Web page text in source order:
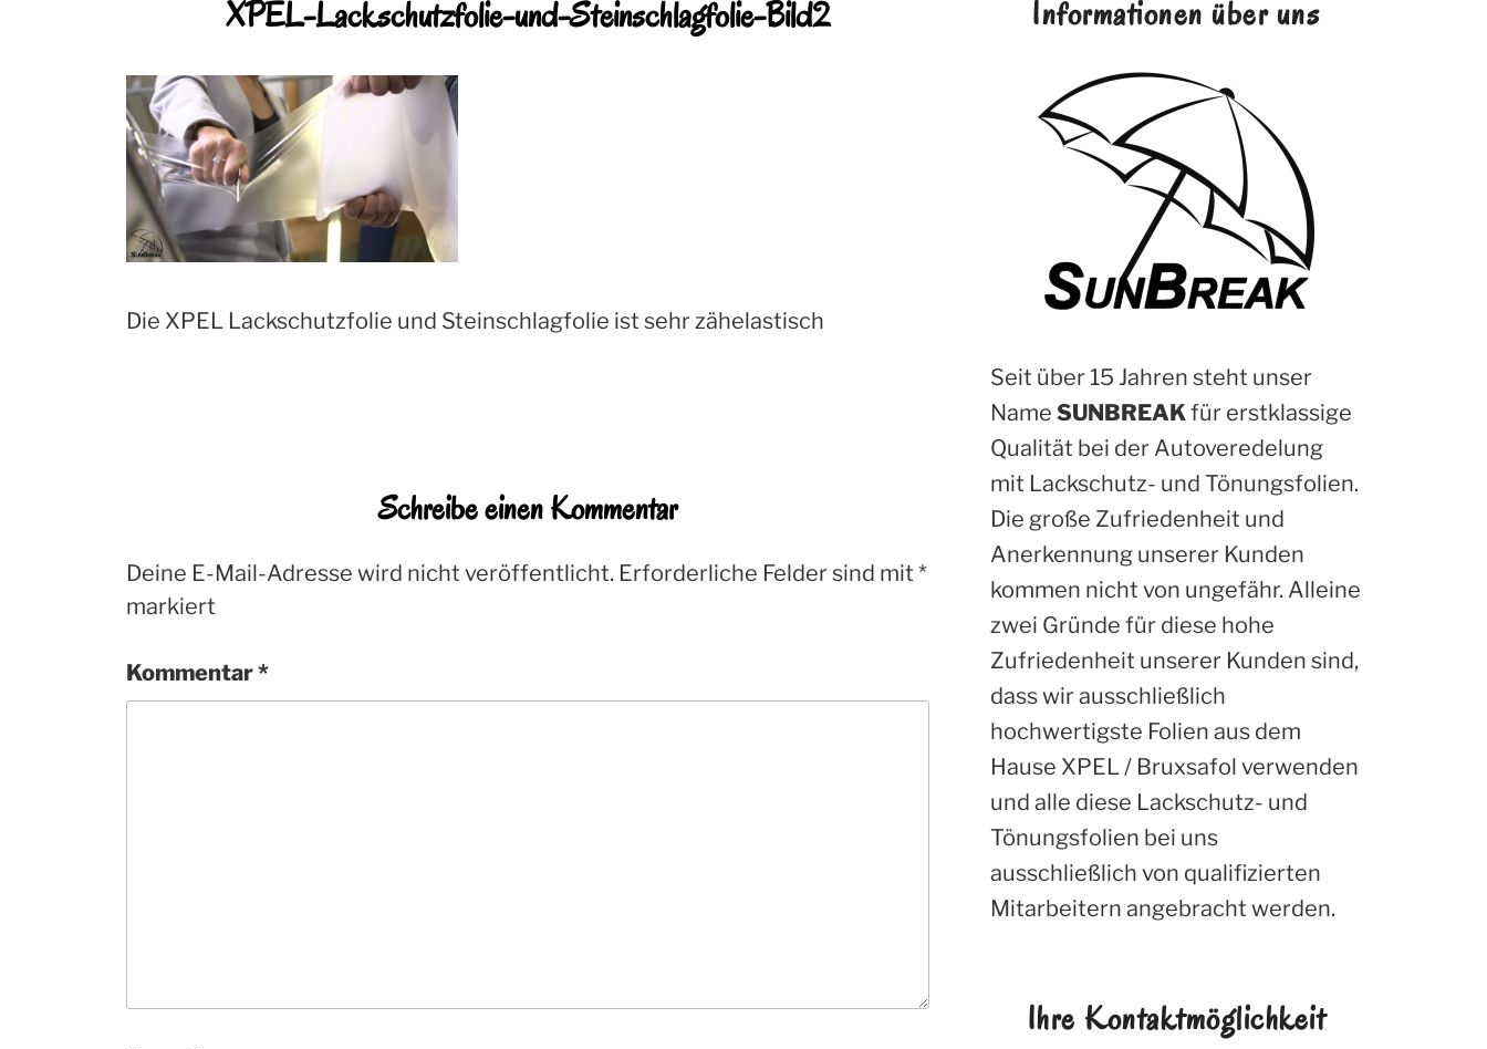
XPEL-Lackschutzfolie-und-Steinschlagfolie-Bild2
Die XPEL Lackschutzfolie und Steinschlagfolie ist sehr zähelastisch
Schreibe einen Kommentar
Deine E-Mail-Adresse wird nicht veröffentlicht. Erforderliche Felder sind mit *
markiert
Kommentar*
Informationen über uns
Seit über 15 Jahren steht unser
NameSUNBREAKfür erstklassige
Qualität bei der Autoveredelung
mit Lackschutz- und Tönungsfolien.
Die große Zufriedenheit und
Anerkennung unserer Kunden
kommen nicht von ungefähr. Alleine
zwei Gründe für diese hohe
Zufriedenheit unserer Kunden sind,
dass wir ausschließlich
hochwertigste Folien aus dem
Hause XPEL / Bruxsafol verwenden
und alle diese Lackschutz- und
Tönungsfolien bei uns
ausschließlich von qualifizierten
Mitarbeitern angebracht werden.
Ihre Kontaktmöglichkeit